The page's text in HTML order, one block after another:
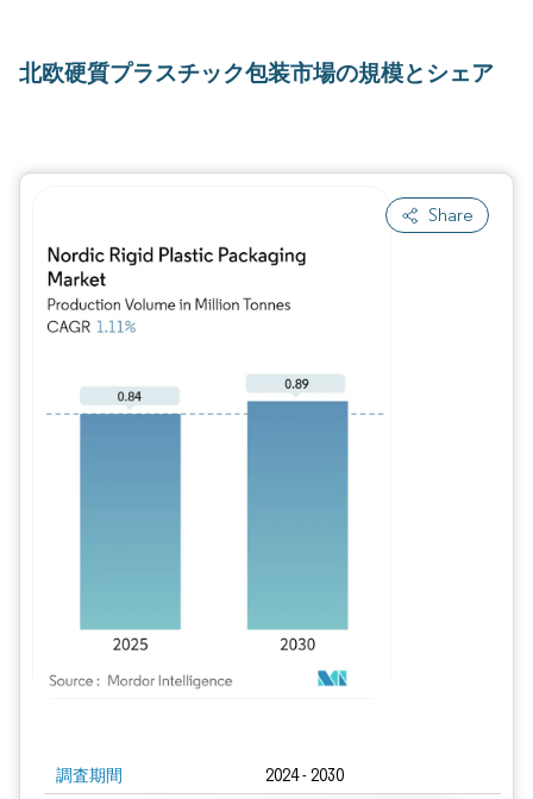
北欧硬質プラスチック包装市場の規模とシェア
Share
調査期間 2024 - 2030